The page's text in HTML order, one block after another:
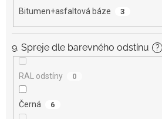
Bitumen+asfaltová báze 3
9. Spreje dle barevného odstínu ?
RAL odstíny 0
Černá 6